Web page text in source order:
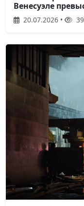
Венесуэле
20.07.2026 •